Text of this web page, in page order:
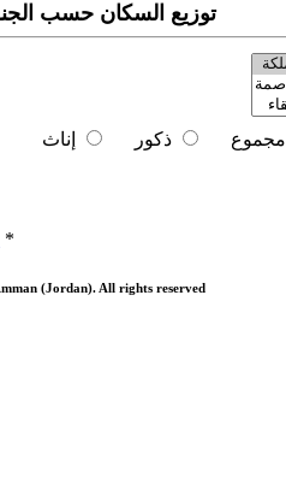
توزيع السكان حسب
مجموع ذكور إناث
*
(Jordan). All rights reserved.